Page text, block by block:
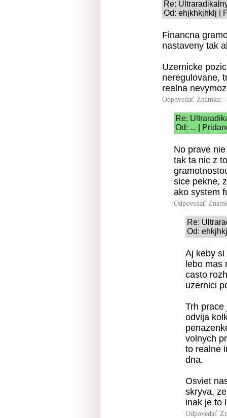
Re:
Od: ehjkhkjhklj |
Financna
nastaveny tak
Uzernicke
neregulovane,
realna
Odpovedať Známka:
Re:
Od: ... |
No prave
tak ta nic z
sice pekne,
ako system
Odpovedať
Re:
Od:
Aj keby si
lebo mas
casto
uzernici
Trh prace
odvija
volnych
to realne
dna.
Osviet
skryva,
inak je to
Odpovedať